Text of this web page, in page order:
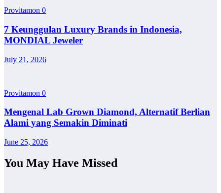
Provitamon 0
7 Keunggulan Luxury Brands in Indonesia,
MONDIAL Jeweler
July 21, 2026
Provitamon 0
Mengenal Lab Grown Diamond, Alternatif Berlian
Alami yang Semakin Diminati
June 25, 2026
You May Have Missed